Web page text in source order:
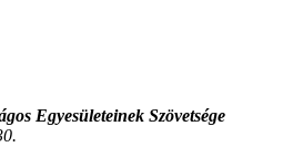
Egyesületeinek Szövetsége